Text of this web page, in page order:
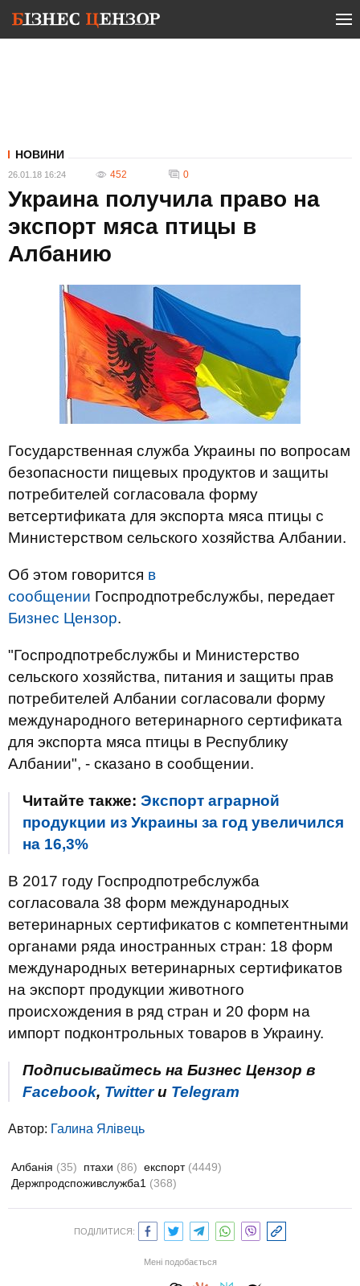
НОВИНИ
26.01.18 16:24 452 0
Украина получила право на
экспорт мяса птицы в
Албанию
Государственная служба Украины по вопросам
безопасности пищевых продуктов и защиты
потребителей согласовала форму
ветсертификата для экспорта мяса птицы с
Министерством сельского хозяйства Албании.
Об этом говорится в
сообщении Госпродпотребслужбы, передает
Бизнес Цензор.
"Госпродпотребслужбы и Министерство
сельского хозяйства, питания и защиты прав
потребителей Албании согласовали форму
международного ветеринарного сертификата
для экспорта мяса птицы в Республику
Албании", - сказано в сообщении.
Читайте также: Экспорт аграрной
продукции из Украины за год увеличился
на 16,3%
В 2017 году Госпродпотребслужба
согласовала 38 форм международных
ветеринарных сертификатов с компетентными
органами ряда иностранных стран: 18 форм
международных ветеринарных сертификатов
на экспорт продукции животного
происхождения в ряд стран и 20 форм на
импорт подконтрольных товаров в Украину.
Подписывайтесь на Бизнес Цензор в
Facebook, Twitterи Telegram
Автор: Галина Ялівець
Албанія (35) птахи (86) експорт (4449)
Держпродспоживслужба1 (368)
ПОДІЛИТИСЯ:
Мені подобається